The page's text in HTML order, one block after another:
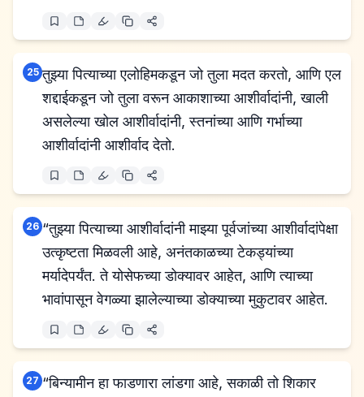
25 तुझ्या पित्याच्या एलोहिमकडून जो तुला मदत करतो, आणि एल
शद्दाईकडून जो तुला वरून आकाशाच्या आशीर्वादांनी, खाली
असलेल्या खोल आशीर्वादांनी, स्तनांच्या आणि गर्भाच्या
आशीर्वादांनी आशीर्वाद देतो.
26 “तुझ्या पित्याच्या आशीर्वादांनी माझ्या पूर्वजांच्या आशीर्वादांपेक्षा
उत्कृष्टता मिळवली आहे, अनंतकाळच्या टेकड्यांच्या
मर्यादेपर्यंत. ते योसेफच्या डोक्यावर आहेत, आणि त्याच्या
भावांपासून वेगळ्या झालेल्याच्या डोक्याच्या मुकुटावर आहेत.
27 “बिन्यामीन हा फाडणारा लांडगा आहे, सकाळी तो शिकार